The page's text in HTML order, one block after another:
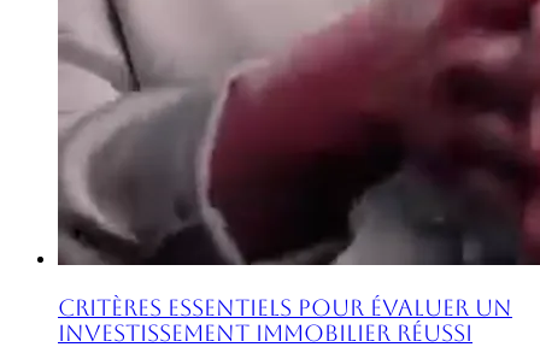
Critères Essentiels pour Évaluer un
Investissement Immobilier Réussi